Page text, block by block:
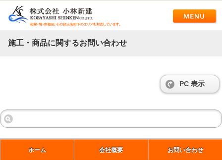
施工・商品に関するお問い合わせ
PC 表示
ホーム 会社概要 お問い合わせ